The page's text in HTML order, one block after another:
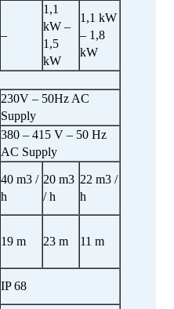
–
1,1
kW –
1,5
kW
1,1 kW
– 1,8
kW
230V – 50Hz AC
Supply
380 – 415 V – 50 Hz
AC Supply
40 m3 /
h
20 m3
/ h
22 m3 /
h
19 m 23 m 11 m
IP 68